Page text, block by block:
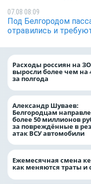
07.08 08:09
Под Белгородом
отравились и
Расходы россиян на
выросли более чем на
за полгода
Александр Шуваев:
Белгородцам
более 50 миллионов
за повреждённые в
атак ВСУ автомобили
Ежемесячная смена
как меняются траты и